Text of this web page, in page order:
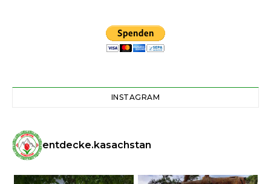
INSTAGRAM
entdecke.kasachstan